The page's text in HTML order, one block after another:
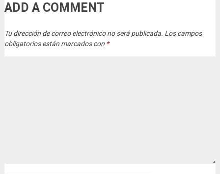
ADD A COMMENT
Tu dirección de correo electrónico no será publicada. Los campos
obligatorios están marcados con *